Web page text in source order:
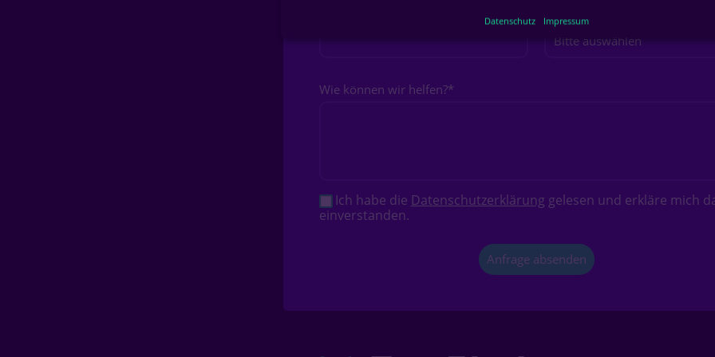
Wie können wir helfen?*
Ich habe die Datenschutzerklärung gelesen und erkläre mich
einverstanden.
Datenschutz Impressum